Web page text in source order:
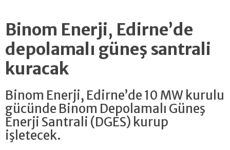
Binom Enerji, Edirne’de
depolamalı güneş santrali
kuracak
Binom Enerji, Edirne’de 10 MW kurulu
gücünde Binom Depolamalı Güneş
Enerji Santrali (DGES) kurup
işletecek.